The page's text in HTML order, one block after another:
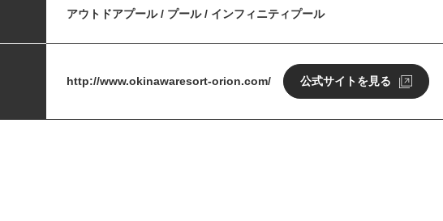
アウトドアプール / プール / インフィニティプール
http://www.okinawaresort-orion.com/ 公式サイトを見る